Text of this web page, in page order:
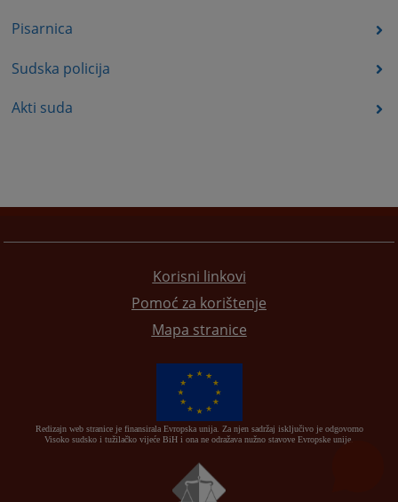
Pisarnica
Sudska policija
Akti suda
Korisni linkovi
Pomoć za korištenje
Mapa stranice
Redizajn web stranice je finansirala Evropska unija. Za njen sadržaj isključivo je odgovorno
Visoko sudsko i tužilačko vijeće BiH i ona ne odražava nužno stavove Evropske unije.